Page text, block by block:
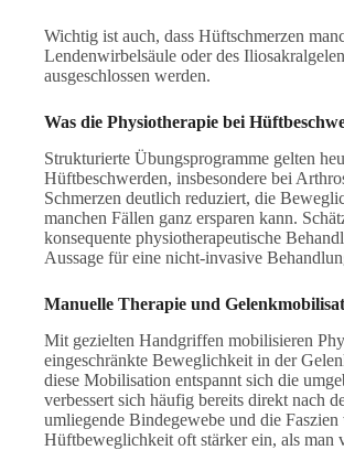
Wichtig ist auch, dass Hüftschmerzen
Lendenwirbelsäule oder des
ausgeschlossen werden.
Was die Physiotherapie bei
Strukturierte Übungsprogramme gelten
Hüftbeschwerden, insbesondere bei
Schmerzen deutlich reduziert, die
manchen Fällen ganz ersparen kann.
konsequente physiotherapeutische
Aussage für eine nicht-invasive
Manuelle Therapie und
Mit gezielten Handgriffen mobilisieren
eingeschränkte Beweglichkeit in der
diese Mobilisation entspannt sich die
verbessert sich häufig bereits direkt nach
umliegende Bindegewebe und die
Hüftbeweglichkeit oft stärker ein, als man